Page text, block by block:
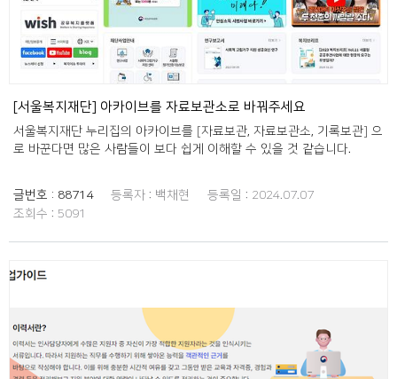
[서울복지재단] 아카이브를 자료보관소로 바꿔주세요
서울복지재단 누리집의 아카이브를 [자료보관, 자료보관소, 기록보관] 으
로 바꾼다면 많은 사람들이 보다 쉽게 이해할 수 있을 것 같습니다.
글번호 : 88714 등록자 : 백채현 등록일 : 2024.07.07
조회수 : 5091